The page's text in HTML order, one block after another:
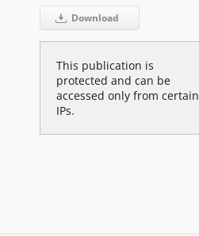
Download
This publication is
protected and can be
accessed only from certain
IPs.